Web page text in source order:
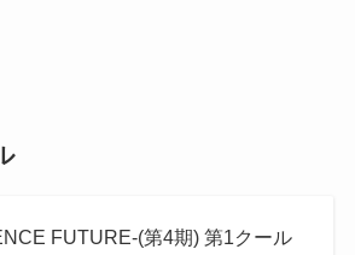
FUTURE-(第4期) 第1クール